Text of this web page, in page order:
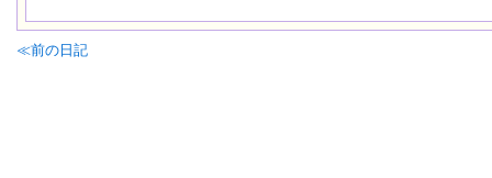
≪前の日記